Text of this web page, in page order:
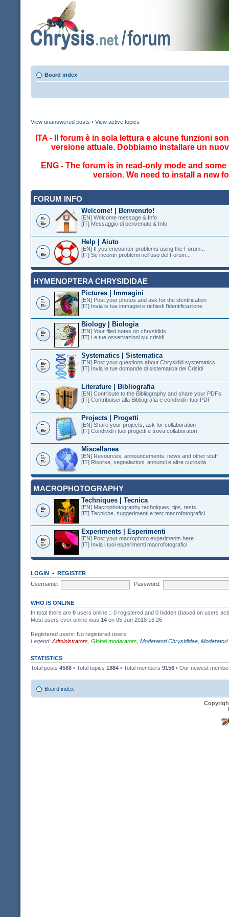
Board index
View unanswered posts • View active topics
ITA - Il forum è in sola lettura e alcune funzioni
versione attuale. Dobbiamo installare un
ENG - The forum is in read-only mode and
version. We need to install a new
FORUM INFO
Welcome! | Benvenuto!
[EN] Welcome message & Info
[IT] Messaggio di benvenuto & Info
Help | Aiuto
[EN] If you encounter problems using the Forum...
[IT] Se incontri problemi nell'uso del Forum...
HYMENOPTERA CHRYSIDIDAE
Pictures | Immagini
[EN] Post your photos and ask for the identification
[IT] Invia le tue immagini e richiedi l'identificazione
Biology | Biologia
[EN] Your filed notes on chrysidids
[IT] Le tue osservazioni sui crisidi
Systematics | Sistematica
[EN] Post your questions about Chrysidid systematics
[IT] Invia le tue domande di sistematica dei Crisidi
Literature | Bibliografia
[EN] Contribute to the Bibliography and share your PDFs
[IT] Contribuisci alla Bibliografia e condividi i tuoi PDF
Projects | Progetti
[EN] Share your projects, ask for collaboration
[IT] Condividi i tuoi progetti e trova collaboratori
Miscellanea
[EN] Resources, announcements, news and other stuff
[IT] Risorse, segnalazioni, annunci e altre curiosità
MACROPHOTOGRAPHY
Techniques | Tecnica
[EN] Macrophotography techniques, tips, tests
[IT] Tecniche, suggerimenti e test macrofotografici
Experiments | Esperimenti
[EN] Post your macrophoto experiments here
[IT] Invia i tuoi esperimenti macrofotografici
LOGIN • REGISTER
Username:
Password:
WHO IS ONLINE
In total there are 0 users online :: 0 registered and 0 hidden (based on users
Most users ever online was 14 on 05 Jun 2018 16:26
Registered users: No registered users
Legend: Administrators Global moderators Moderatori Chrysididae
STATISTICS
Total posts 4588 • Total topics 1884 • Total members 9156 • Our newest
Board index